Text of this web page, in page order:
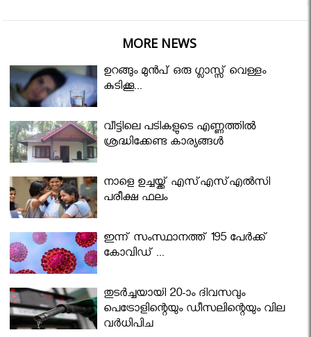
MORE NEWS
ഉറങ്ങും മുന്‍പ് ഒരു ഗ്ലാസ്സ് വെള്ളം
കുടിക്കൂ...
വീട്ടിലെ പടികളുടെ എണ്ണത്തിൽ
ശ്രദ്ധിക്കേണ്ട കാര്യങ്ങൾ
നാളെ ഉച്ചയ്ക്ക് എസ്എസ്എല്‍സി
പരീക്ഷ ഫലം
ഇന്ന് സംസ്ഥാനത്ത് 195 പേര്‍ക്ക്
കോവിഡ് ...
തുടർച്ചയായി 20-ാം ദിവസവും
പെട്രോളിന്റെയും ഡീസലിന്റെയും വില
വര്‍ധിപ്പിച്ചു